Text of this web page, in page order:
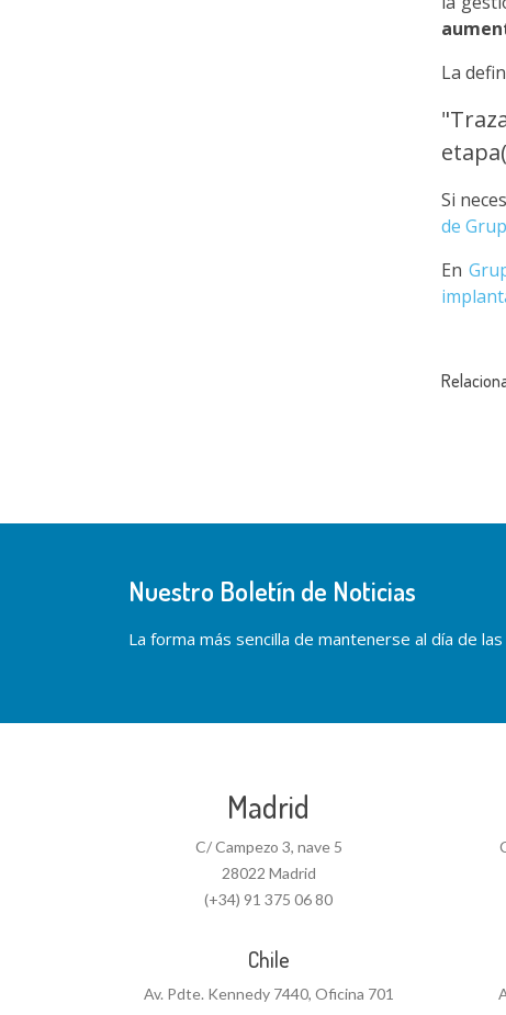
La
Si
de
En
Nuestro Boletín de Noticias
La forma más sencilla de mantenerse al día de
Madrid
C/ Campezo 3, nave 5
28022 Madrid
(+34) 91 375 06 80
Chile
Av. Pdte. Kennedy 7440, Oficina 701